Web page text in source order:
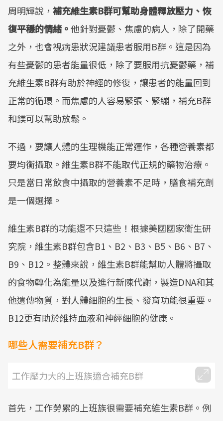
周明輝說， 補充維生素B群可幫助身體釋放壓力、恢
復平穩的情緒。他針對憂鬱、焦慮的病人，除了開藥
之外，也會視病患狀況建議患者服用B群。這是因為
有些憂鬱的患者能量很低，除了要服用抗憂鬱藥，補
充維生素B群有助於神經的修復，讓患者的能量回到
正常的循環。而焦慮的人容易緊張、緊繃，補充B群
和鎂可以幫助放鬆。
不過，要讓人體的生理機能正常運作，各種營養素都
要均衡攝取。維生素B群不能取代正規的藥物治療。
只是當日常飲食中攝取的營養素不足時，膳食補充劑
是一個選擇。
維生素B群的功能還不只這些！根據美國國家衛生研
究院，維生素B群包含B1、B2、B3、B5、B6、B7、
B9、B12。整體來說，維生素B群能幫助人體將攝取
的食物轉化為能量以及進行新陳代謝，製造DNA和其
他遺傳物質，對人體細胞的生長、發育功能很重要。
B12更有助於維持血液和神經細胞的健康。
哪些人需要補充B群？
工作壓力大的上班族適合補充B群
首先，工作勞累的上班族很需要補充維生素B群。例